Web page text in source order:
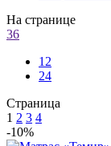
На странице
36
12
24
Страница
1 2 3 4
-10%